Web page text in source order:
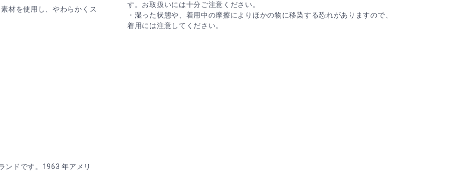
材を使用し、やわらかくス
ンドです。1963 年アメリ
す。お取扱いには十分ご注意ください。
・湿った状態や、着用中の摩擦によりほかの物に移染する恐れがありますので、
着用には注意してください。